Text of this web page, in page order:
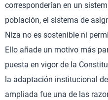
corresponderían en un
población, el sistema de
Niza no es sostenible ni
Ello añade un motivo más
puesta en vigor de la
la adaptación institucional
ampliada fue una de las